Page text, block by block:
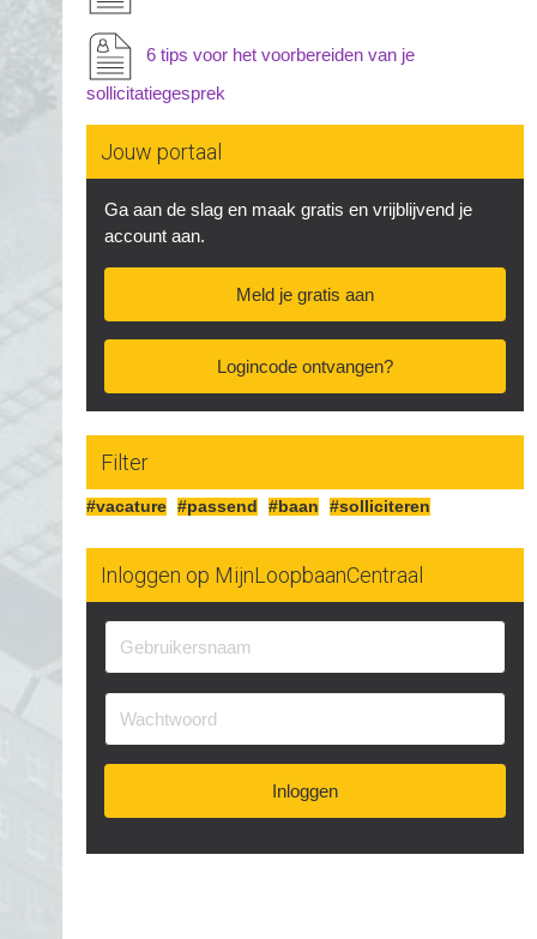
6 tips voor het voorbereiden van je
sollicitatiegesprek
Jouw portaal
Ga aan de slag en maak gratis en vrijblijvend je
account aan.
Meld je gratis aan
Logincode ontvangen?
Filter
#vacature #passend #baan #solliciteren
Inloggen op MijnLoopbaanCentraal
Inloggen